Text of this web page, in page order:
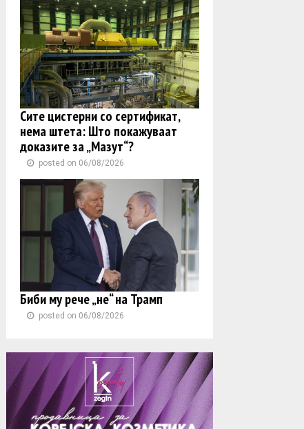
Сите цистерни со сертификат,
нема штета: Што покажуваат
доказите за „Мазут“?
posted on 06/08/2026
Биби му рече „не“ на Трамп
posted on 06/08/2026